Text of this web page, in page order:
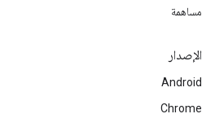
مساهمة
الإصدار
Android
Chrome